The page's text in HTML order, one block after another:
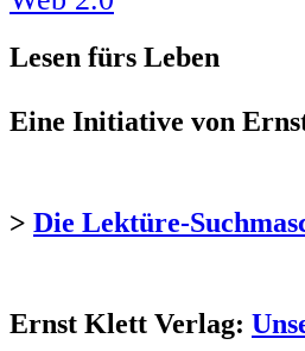
Lesen fürs Leben
Eine Initiative von
> Die Lektüre-
Ernst Klett Verlag: